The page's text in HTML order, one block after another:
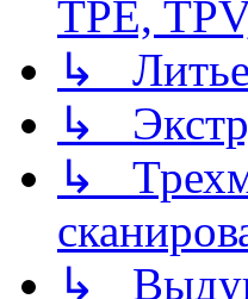
TPE,
↳ Литье
↳
↳
↳